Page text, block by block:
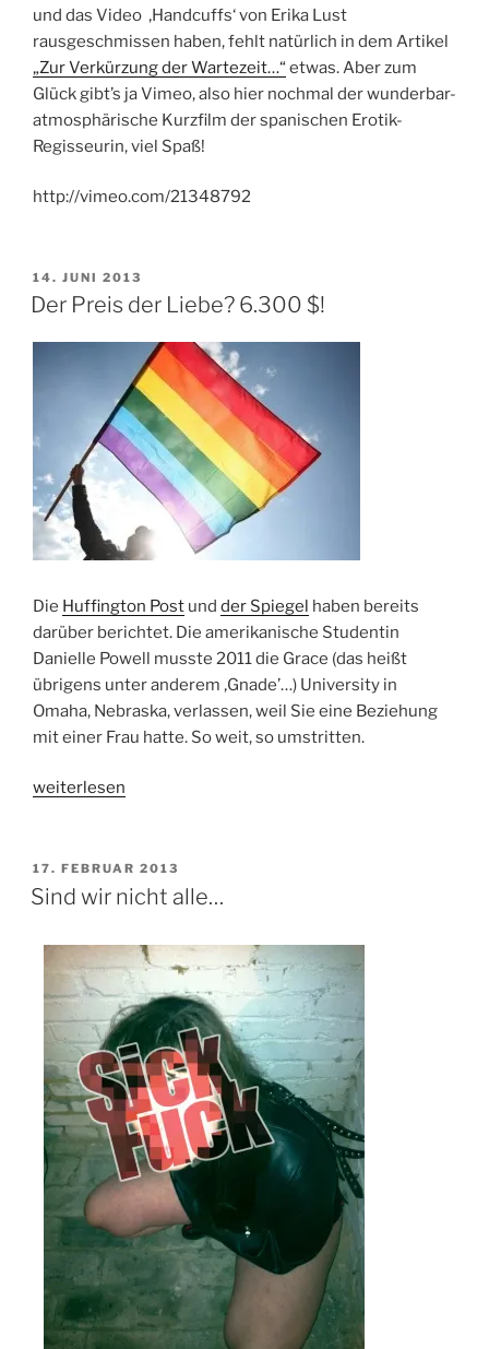
und das Video ‚Handcuffs‘ von Erika Lust
rausgeschmissen haben, fehlt natürlich in dem Artikel
„Zur Verkürzung der Wartezeit…“ etwas. Aber zum
Glück gibt’s ja Vimeo, also hier nochmal der wunderbar-
atmosphärische Kurzfilm der spanischen Erotik-
Regisseurin, viel Spaß!
http://vimeo.com/21348792
VERÖFFENTLICHT
AM
14. JUNI 2013
Der Preis der Liebe? 6.300 $!
Die Huffington Post und der Spiegel haben bereits
darüber berichtet. Die amerikanische Studentin
Danielle Powell musste 2011 die Grace (das heißt
übrigens unter anderem ‚Gnade’…) University in
Omaha, Nebraska, verlassen, weil Sie eine Beziehung
mit einer Frau hatte. So weit, so umstritten.
„Der
Liebe?
6.300
weiterlesen
VERÖFFENTLICHT
AM
17. FEBRUAR 2013
Sind wir nicht alle…